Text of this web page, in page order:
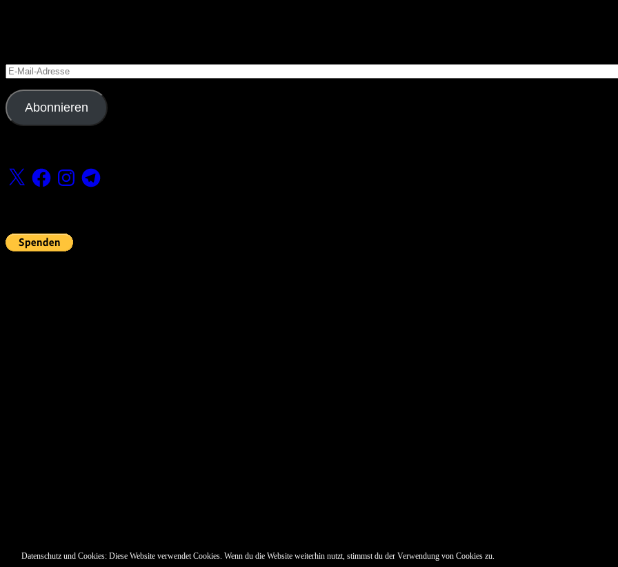
E-
Mail-
Adresse
Abonnieren
X FacebookInstagramTelegram
Datenschutz und Cookies: Diese Website verwendet Cookies. Wenn du die Website weiterhin nutzt, stimmst du der Verwendung von Cookies zu.